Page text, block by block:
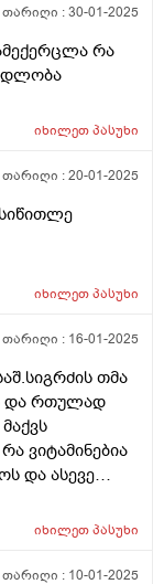
თარიღი :30-01-2025
რა
იხილეთპასუხი
თარიღი :20-01-2025
იხილეთპასუხი
თარიღი : 16-01-2025
თმა
და რთულად
ვიტამინებია
და ასევე
შედეგს ვერ
იხილეთპასუხი
თარიღი : 10-01-2025